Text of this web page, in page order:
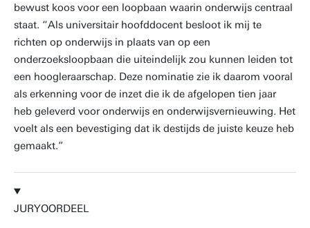
bewust koos voor een loopbaan waarin onderwijs centraal
staat. “Als universitair hoofddocent besloot ik mij te
richten op onderwijs in plaats van op een
onderzoeksloopbaan die uiteindelijk zou kunnen leiden tot
een hoogleraarschap. Deze nominatie zie ik daarom vooral
als erkenning voor de inzet die ik de afgelopen tien jaar
heb geleverd voor onderwijs en onderwijsvernieuwing. Het
voelt als een bevestiging dat ik destijds de juiste keuze heb
gemaakt.”
JURYOORDEEL